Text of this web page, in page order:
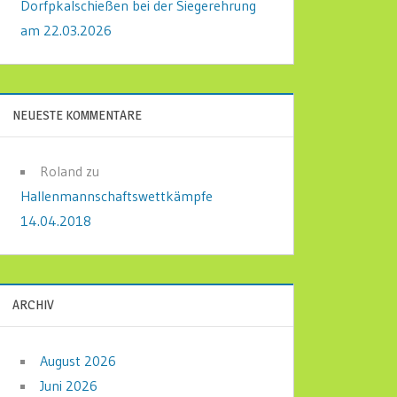
Dorfpkalschießen bei der Siegerehrung
am 22.03.2026
NEUESTE KOMMENTARE
Roland zu
Hallenmannschaftswettkämpfe
14.04.2018
ARCHIV
August 2026
Juni 2026